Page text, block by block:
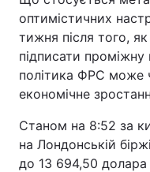
оптимістичних
тижня після того,
підписати
політика ФРС може
економічне
Станом на 8:52 за
на Лондонській
до 13 694,50